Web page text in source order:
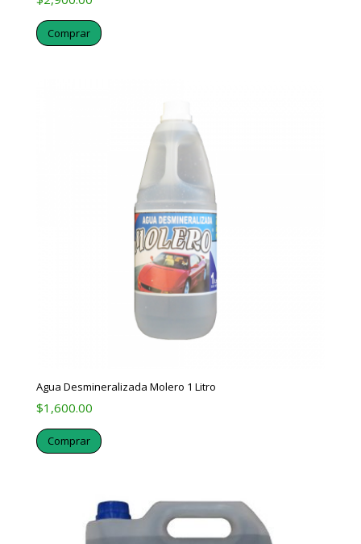
Comprar
Agua Desmineralizada Molero 1 Litro
$1,600.00
Comprar